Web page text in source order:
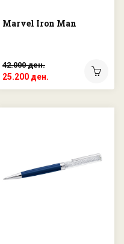
Marvel Iron Man
42.000 ден.
25.200 ден.